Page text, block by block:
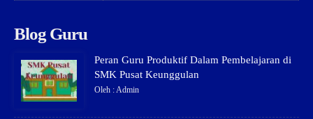
Blog Guru
Peran Guru Produktif Dalam Pembelajaran di
SMK Pusat Keunggulan
Oleh : Admin